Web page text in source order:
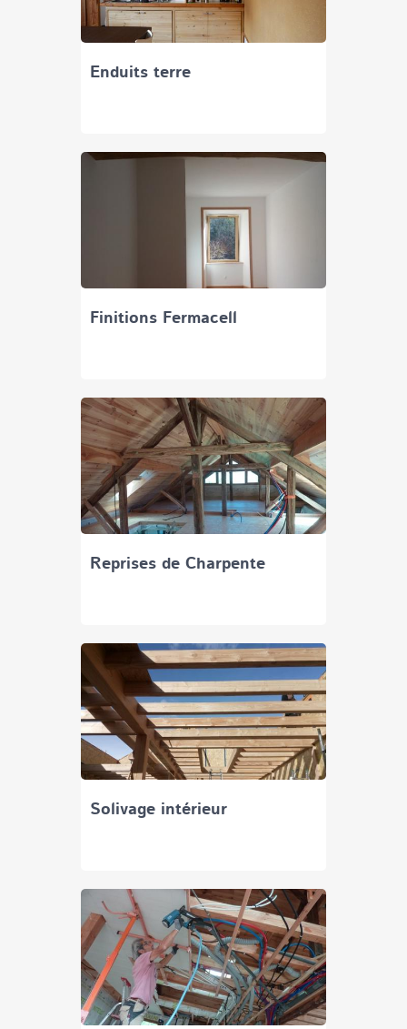
Enduits terre
Finitions Fermacell
Reprises de Charpente
Solivage intérieur